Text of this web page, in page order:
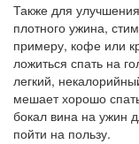
Также для улучшения
плотного ужина,
примеру, кофе или
ложиться спать на
легкий,
мешает хорошо
бокал вина на ужин
пойти на пользу.